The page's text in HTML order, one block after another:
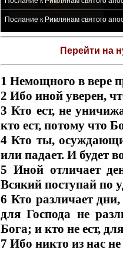
Послание к Римлянам святого
Перейти на
1 Немощного в вере
2 Ибо иной уверен,
3 Кто ест, не
кто ест, потому что
4 Кто ты,
или падает. И будет
5 Иной отличает
Всякий поступай по
6 Кто различает
для Господа не
Бога; и кто не ест,
7 Ибо никто из нас